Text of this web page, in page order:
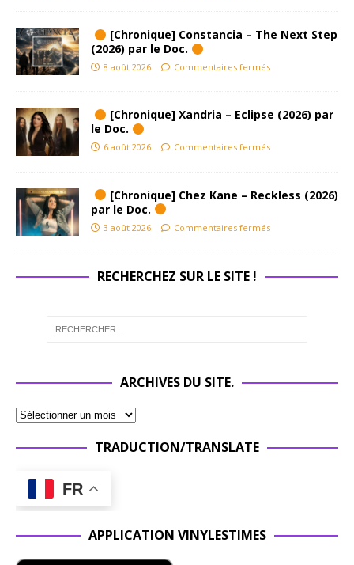
[Chronique] Constancia – The Next Step
(2026) par le Doc.
8 août 2026 Commentaires fermés
[Chronique] Xandria – Eclipse (2026) par
le Doc.
6 août 2026 Commentaires fermés
[Chronique] Chez Kane – Reckless (2026)
par le Doc.
3 août 2026 Commentaires fermés
RECHERCHEZ SUR LE SITE !
ARCHIVES DU SITE.
TRADUCTION/TRANSLATE
FR
APPLICATION VINYLESTIMES